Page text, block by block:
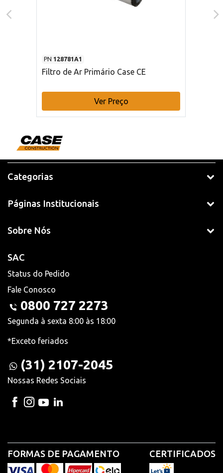
PN 128781A1
Filtro de Ar Primário Case CE
Ver Preço
Categorias
Páginas Institucionais
Sobre Nós
SAC
Status do Pedido
Fale Conosco
0800 727 2273
Segunda à sexta 8:00 às 18:00
*Exceto feriados
(31) 2107-2045
Nossas Redes Sociais
FORMAS DE PAGAMENTO CERTIFICADOS